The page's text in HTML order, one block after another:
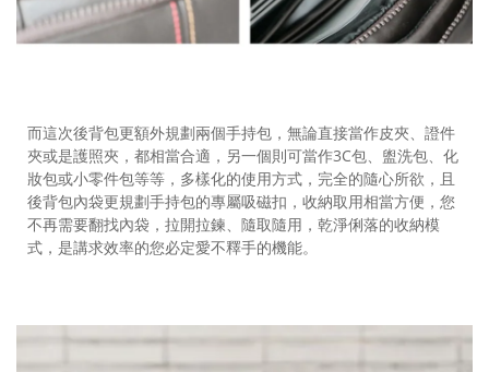
而這次後背包更額外規劃兩個手持包，無論直接當作皮夾、證件
夾或是護照夾，都相當合適，另一個則可當作3C包、盥洗包、化
妝包或小零件包等等，多樣化的使用方式，完全的隨心所欲，且
後背包內袋更規劃手持包的專屬吸磁扣，收納取用相當方便，您
不再需要翻找內袋，拉開拉鍊、隨取隨用，乾淨俐落的收納模
式，是講求效率的您必定愛不釋手的機能。